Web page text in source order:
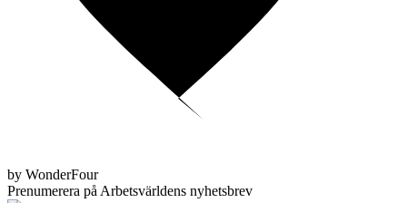
by WonderFour
Prenumerera på Arbetsvärldens nyhetsbrev